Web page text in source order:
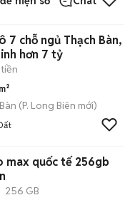
7 chỗ ngủ Thạch Bàn,
hơn 7 tỷ
(P. Long Biên mới)
max quốc tế 256gb
256 GB